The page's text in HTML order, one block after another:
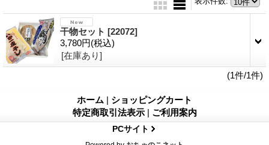
干物セット [22072]
3,780円(税込)
[在庫あり]
(1件/1件)
ホーム | ショッピングカート
特定商取引法表示 | ご利用案内
PCサイト